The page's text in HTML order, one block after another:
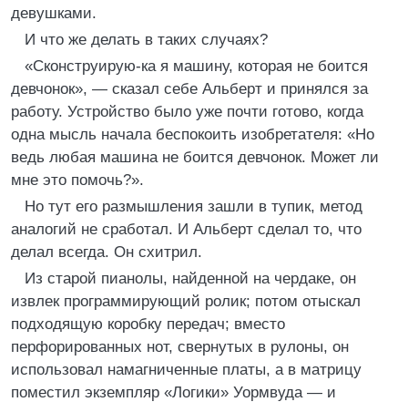
девушками.
И что же делать в таких случаях?
«Сконструирую-ка я машину, которая не боится
девчонок», — сказал себе Альберт и принялся за
работу. Устройство было уже почти готово, когда
одна мысль начала беспокоить изобретателя: «Но
ведь любая машина не боится девчонок. Может ли
мне это помочь?».
Но тут его размышления зашли в тупик, метод
аналогий не сработал. И Альберт сделал то, что
делал всегда. Он схитрил.
Из старой пианолы, найденной на чердаке, он
извлек программирующий ролик; потом отыскал
подходящую коробку передач; вместо
перфорированных нот, свернутых в рулоны, он
использовал намагниченные платы, а в матрицу
поместил экземпляр «Логики» Уормвуда — и